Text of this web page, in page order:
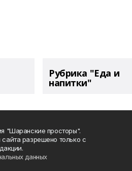
Рубрика "Еда и
напитки"
"Шаранские просторы".
разрешено только с
данных